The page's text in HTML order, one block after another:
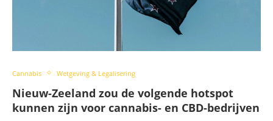
Cannabis Wetgeving & Legalisering
Nieuw-Zeeland zou de volgende hotspot
kunnen zijn voor cannabis- en CBD-bedrijven